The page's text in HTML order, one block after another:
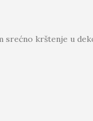
srećno krštenje u